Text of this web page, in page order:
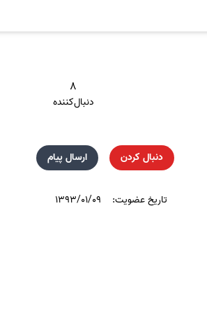
۸
دنبال‌کننده
دنبال کردن ارسال پیام
تاریخ عضویت: ۱۳۹۳/۰۱/۰۹